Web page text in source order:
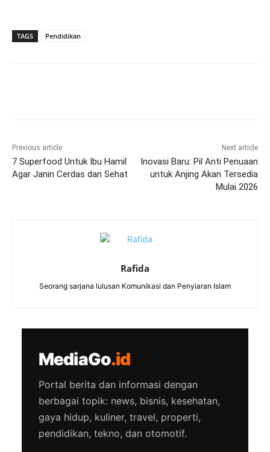
TAGS Pendidikan
Previous article
7 Superfood Untuk Ibu Hamil
Agar Janin Cerdas dan Sehat
Next article
Inovasi Baru: Pil Anti Penuaan
untuk Anjing Akan Tersedia
Mulai 2026
Rafida
Seorang sarjana lulusan Komunikasi dan Penyiaran Islam
MediaGo.id
Portal berita dan informasi dengan
berbagai topik: news, bisnis, kesehatan,
gaya hidup, kuliner, travel, properti,
pendidikan, tekno, dan otomotif.